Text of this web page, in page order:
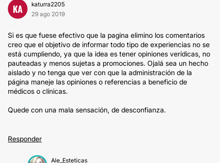
KA
katurra2205
29 ago 2019
Si es que fuese efectivo que la pagina elimino los comentarios
creo que el objetivo de informar todo tipo de experiencias no se
está cumpliendo, ya que la idea es tener opiniones verídicas, no
pauteadas y menos sujetas a promociones. Ojalá sea un hecho
aislado y no tenga que ver con que la administración de la
página maneje las opiniones o referencias a beneficio de
médicos o clínicas.
Quede con una mala sensación, de desconfianza.
Responder
Ale_Esteticas